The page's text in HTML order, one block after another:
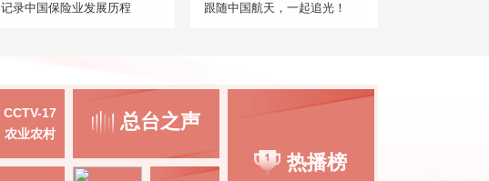
记录中国保险业发展历程
跟随中国航天，一起追光！
CCTV-17
农业农村
总台之声
热播榜